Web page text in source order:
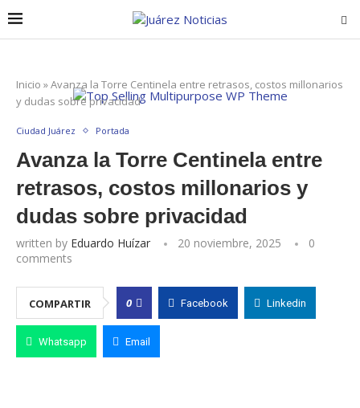
Inicio »Avanza la Torre Centinela entre retrasos, costos millonarios
y dudas sobre privacidad
Ciudad Juárez Portada
Avanza la Torre Centinela entre
retrasos, costos millonarios y
dudas sobre privacidad
written by Eduardo Huízar 20 noviembre, 2025
0
comments
COMPARTIR 0 Facebook Linkedin
Whatsapp Email